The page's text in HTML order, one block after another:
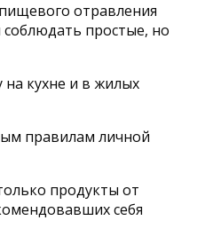
отравления
простые, но
кухне и в жилых
правилам личной
продукты от
себя